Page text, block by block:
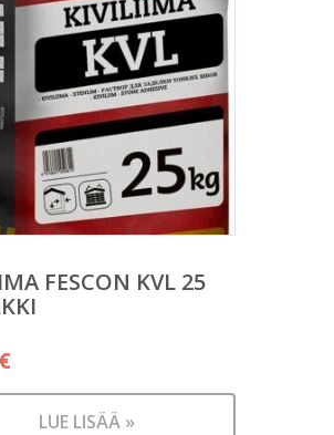
FESCON KVL 25
€
LUE LISÄÄ »